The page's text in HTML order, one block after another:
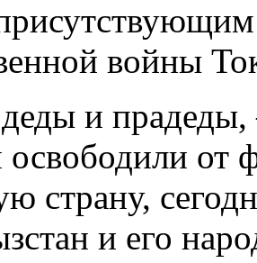
войны
и
от
страну,
и его